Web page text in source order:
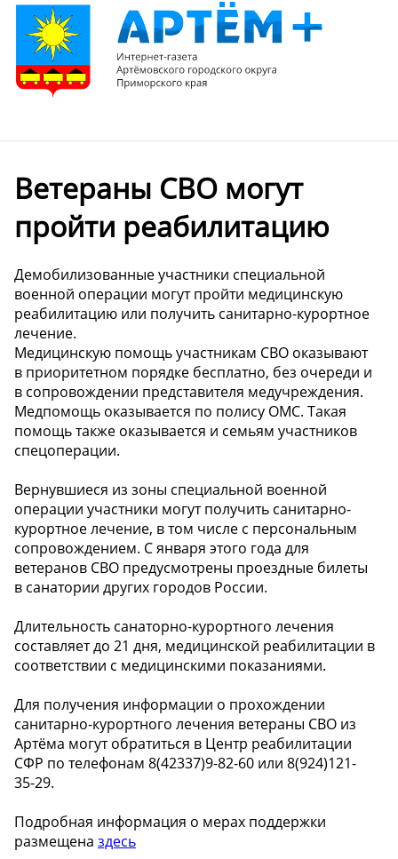
Ветераны СВО могут
пройти реабилитацию
Демобилизованные участники специальной
военной операции могут пройти медицинскую
реабилитацию или получить санитарно-курортное
лечение.
Медицинскую помощь участникам СВО оказывают
в приоритетном порядке бесплатно, без очереди и
в сопровождении представителя медучреждения.
Медпомощь оказывается по полису ОМС. Такая
помощь также оказывается и семьям участников
спецоперации.
Вернувшиеся из зоны специальной военной
операции участники могут получить санитарно-
курортное лечение, в том числе с персональным
сопровождением. С января этого года для
ветеранов СВО предусмотрены проездные билеты
в санатории других городов России.
Длительность санаторно-курортного лечения
составляет до 21 дня, медицинской реабилитации в
соответствии с медицинскими показаниями.
Для получения информации о прохождении
санитарно-курортного лечения ветераны СВО из
Артёма могут обратиться в Центр реабилитации
СФР по телефонам 8(42337)9-82-60 или 8(924)121-
35-29.
Подробная информация о мерах поддержки
размещена здесь